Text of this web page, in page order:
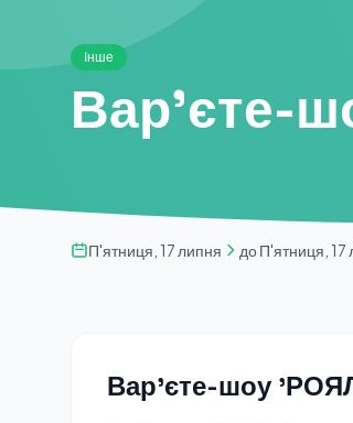
Інше
Вар'єте-
П'ятниця, 17 липня до П'ятниця, 17
Вар'єте-шоу